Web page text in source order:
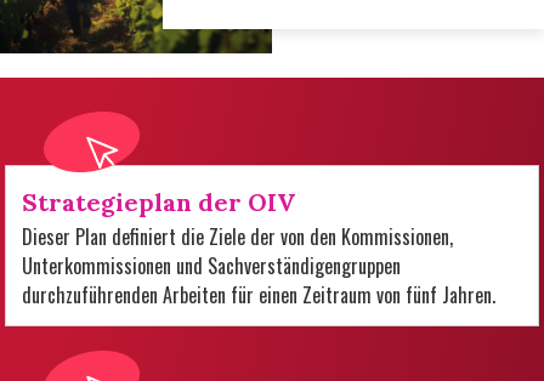
Strategieplan der OIV
Dieser Plan definiert die Ziele der von den Kommissionen,
Unterkommissionen und Sachverständigengruppen
durchzuführenden Arbeiten für einen Zeitraum von fünf Jahren.